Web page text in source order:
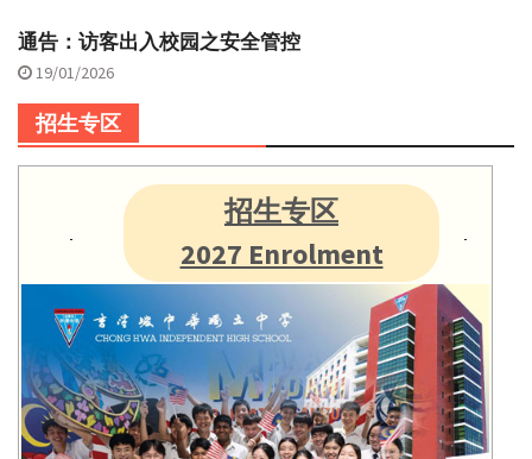
通告：访客出入校园之安全管控
19/01/2026
招生专区
招生专区
2027 Enrolment